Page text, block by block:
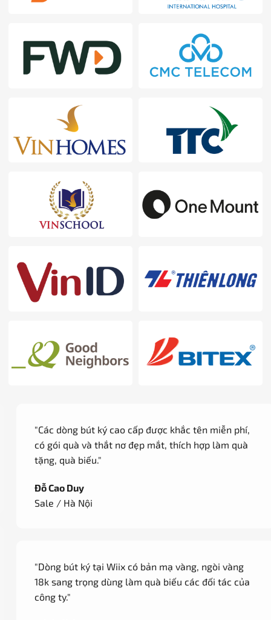
"Các dòng bút ký cao cấp được khắc tên miễn phí,
có gói quà và thắt nơ đẹp mắt, thích hợp làm quà
tặng, quà biếu."
Đỗ Cao Duy
Sale / Hà Nội
"Dòng bút ký tại Wiix có bản mạ vàng, ngòi vàng
18k sang trọng dùng làm quà biếu các đối tác của
công ty."